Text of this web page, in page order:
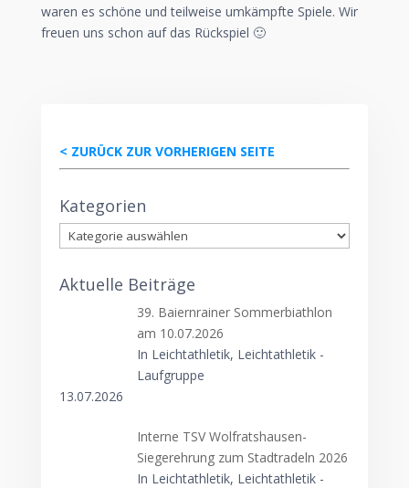
waren es schöne und teilweise umkämpfte Spiele. Wir
freuen uns schon auf das Rückspiel 🙂
< ZURÜCK ZUR VORHERIGEN SEITE
Kategorien
Kategorien
Aktuelle Beiträge
39. Baiernrainer Sommerbiathlon
am 10.07.2026
In Leichtathletik, Leichtathletik -
Laufgruppe
13.07.2026
Interne TSV Wolfratshausen-
Siegerehrung zum Stadtradeln 2026
In Leichtathletik, Leichtathletik -